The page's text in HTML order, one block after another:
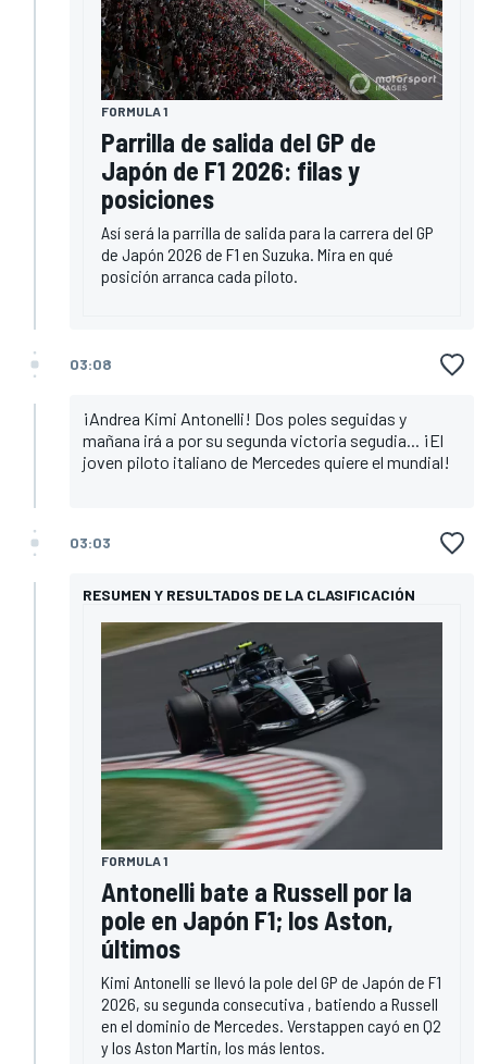
FORMULA 1
Parrilla de salida del GP de
Japón de F1 2026: filas y
posiciones
Así será la parrilla de salida para la carrera del GP
de Japón 2026 de F1 en Suzuka. Mira en qué
posición arranca cada piloto.
03:08
¡Andrea Kimi Antonelli! Dos poles seguidas y
mañana irá a por su segunda victoria segudia... ¡El
joven piloto italiano de Mercedes quiere el mundial!
03:03
RESUMEN Y RESULTADOS DE LA CLASIFICACIÓN
FORMULA 1
Antonelli bate a Russell por la
pole en Japón F1; los Aston,
últimos
Kimi Antonelli se llevó la pole del GP de Japón de F1
2026, su segunda consecutiva , batiendo a Russell
en el dominio de Mercedes. Verstappen cayó en Q2
y los Aston Martin, los más lentos.